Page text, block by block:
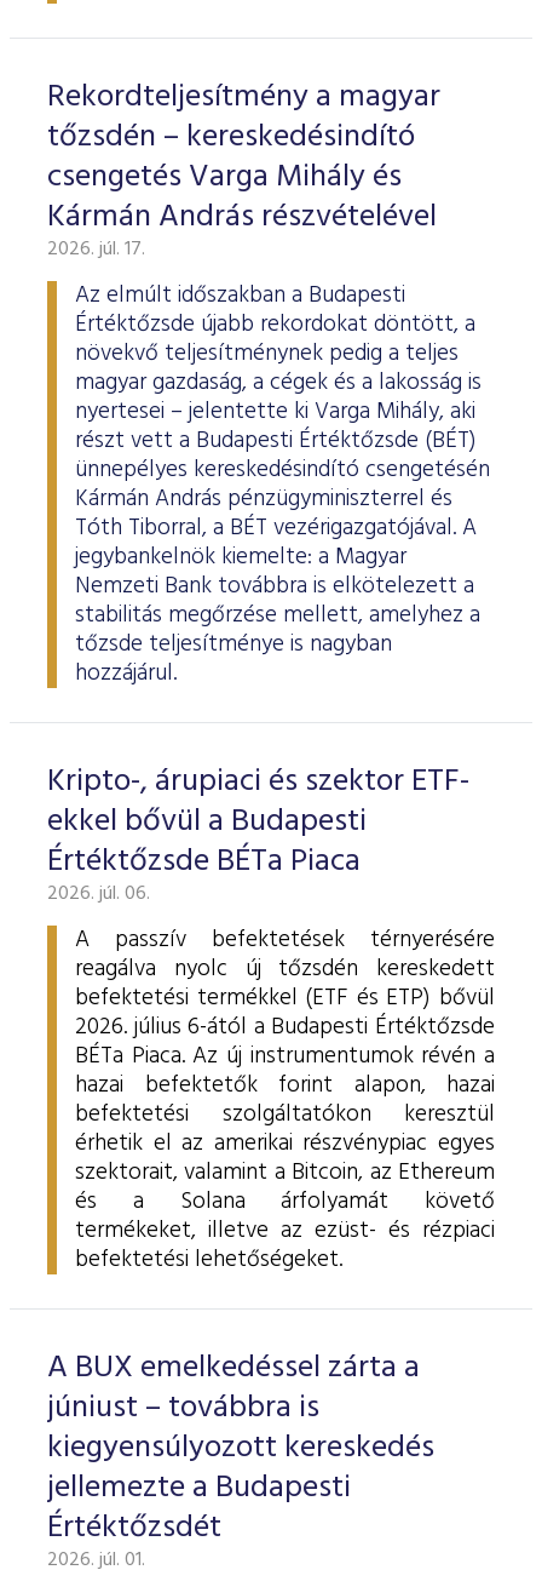
Rekordteljesítmény a magyar
tőzsdén – kereskedésindító
csengetés Varga Mihály és
Kármán András részvételével
2026. júl. 17.
Az elmúlt időszakban a Budapesti
Értéktőzsde újabb rekordokat döntött, a
növekvő teljesítménynek pedig a teljes
magyar gazdaság, a cégek és a lakosság is
nyertesei – jelentette ki Varga Mihály, aki
részt vett a Budapesti Értéktőzsde (BÉT)
ünnepélyes kereskedésindító csengetésén
Kármán András pénzügyminiszterrel és
Tóth Tiborral, a BÉT vezérigazgatójával. A
jegybankelnök kiemelte: a Magyar
Nemzeti Bank továbbra is elkötelezett a
stabilitás megőrzése mellett, amelyhez a
tőzsde teljesítménye is nagyban
hozzájárul.
Kripto-, árupiaci és szektor ETF-
ekkel bővül a Budapesti
Értéktőzsde BÉTa Piaca
2026. júl. 06.
A passzív befektetések térnyerésére
reagálva nyolc új tőzsdén kereskedett
befektetési termékkel (ETF és ETP) bővül
2026. július 6-ától a Budapesti Értéktőzsde
BÉTa Piaca. Az új instrumentumok révén a
hazai befektetők forint alapon, hazai
befektetési szolgáltatókon keresztül
érhetik el az amerikai részvénypiac egyes
szektorait, valamint a Bitcoin, az Ethereum
és a Solana árfolyamát követő
termékeket, illetve az ezüst- és rézpiaci
befektetési lehetőségeket.
A BUX emelkedéssel zárta a
júniust – továbbra is
kiegyensúlyozott kereskedés
jellemezte a Budapesti
Értéktőzsdét
2026. júl. 01.